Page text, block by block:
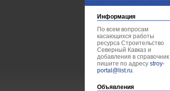
Информация
По всем вопросам
касающихся работы
ресурса Строительство
Северный Кавказ и
добавления в справочник
пишите по адресу stroy-
portal@list.ru.
Объявления